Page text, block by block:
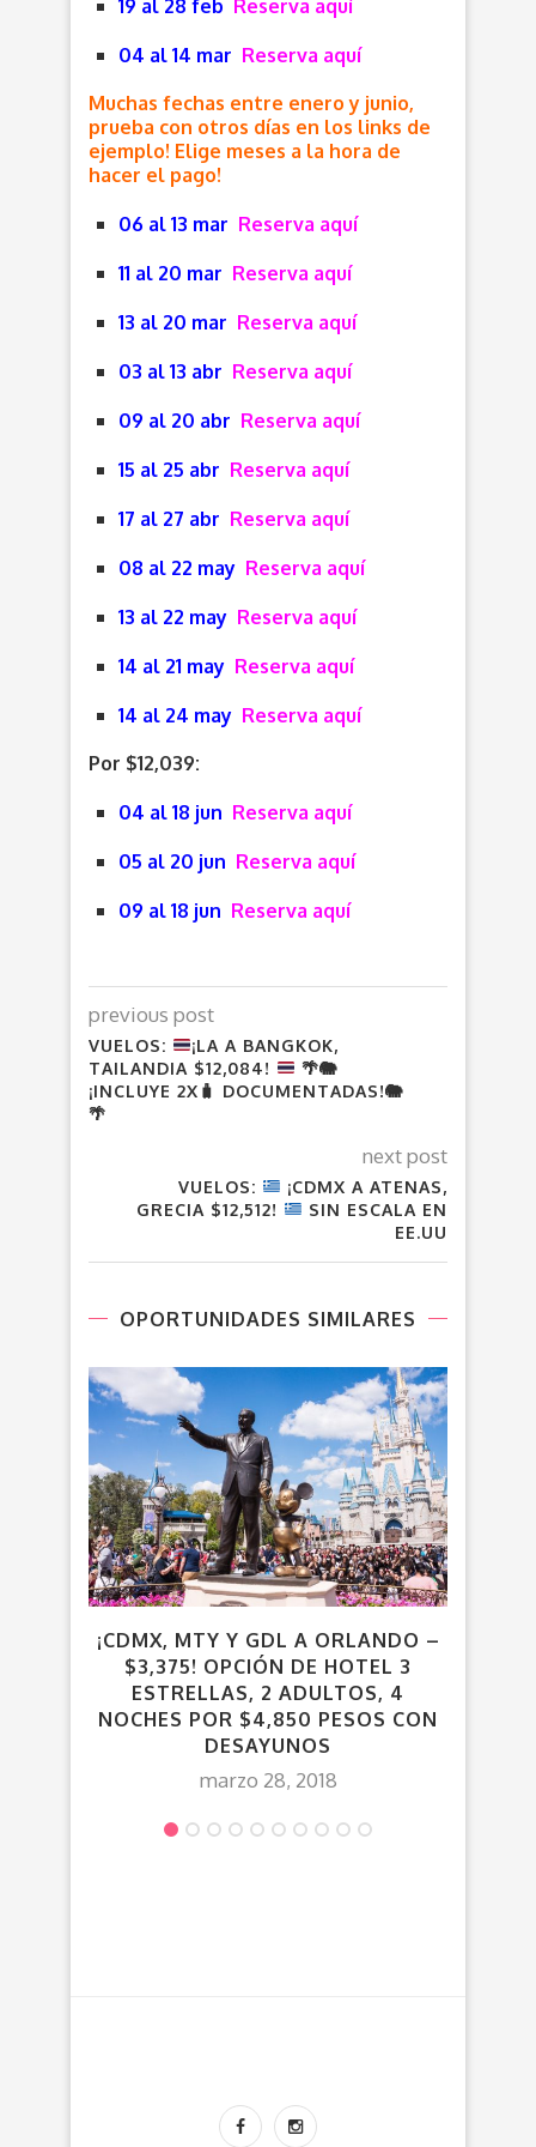
19 al 28 feb Reserva aquí
04 al 14 mar Reserva aquí
Muchas fechas entre enero y junio,
prueba con otros días en los links de
ejemplo! Elige meses a la hora de
hacer el pago!
06 al 13 mar Reserva aquí
11 al 20 mar Reserva aquí
13 al 20 mar Reserva aquí
03 al 13 abr Reserva aquí
09 al 20 abr Reserva aquí
15 al 25 abr Reserva aquí
17 al 27 abr Reserva aquí
08 al 22 may Reserva aquí
13 al 22 may Reserva aquí
14 al 21 may Reserva aquí
14 al 24 may Reserva aquí
Por $12,039:
04 al 18 jun Reserva aquí
05 al 20 jun Reserva aquí
09 al 18 jun Reserva aquí
previous post
VUELOS:
¡LA A BANGKOK,
TAILANDIA $12,084!
🌴🐘
¡INCLUYE 2X 🧳 DOCUMENTADAS!🐘
🌴
next post
VUELOS:
¡CDMX A ATENAS,
GRECIA $12,512!
SIN ESCALA EN
EE.UU
OPORTUNIDADES SIMILARES
¡CDMX, MTY Y GDL A ORLANDO –
$3,375! OPCIÓN DE HOTEL 3
ESTRELLAS, 2 ADULTOS, 4
NOCHES POR $4,850 PESOS CON
DESAYUNOS
marzo 28, 2018